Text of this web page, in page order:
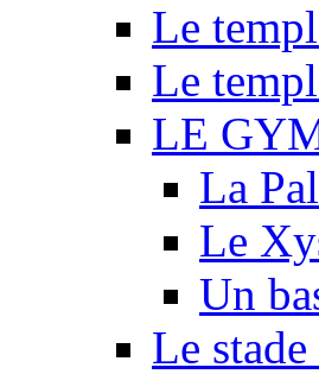
Le
Le
LE
La
Le
Un
Le